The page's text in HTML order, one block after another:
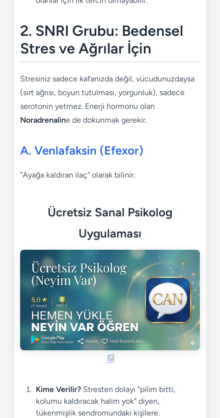
2. SNRI Grubu: Bedensel
Stres ve Ağrılar İçin
Stresiniz sadece kafanızda değil, vücudunuzdaysa
(sırt ağrısı, boyun tutulması, yorgunluk), sadece
serotonin yetmez. Enerji hormonu olan
Noradrenaline de dokunmak gerekir.
A. Venlafaksin (Efexor)
"Ayağa kaldıran ilaç" olarak bilinir.
Ücretsiz Sanal Psikolog
Uygulaması
Kime Verilir? Stresten dolayı "pilim bitti,
kolumu kaldıracak halim yok" diyen,
tükenmişlik sendromundaki kişilere.